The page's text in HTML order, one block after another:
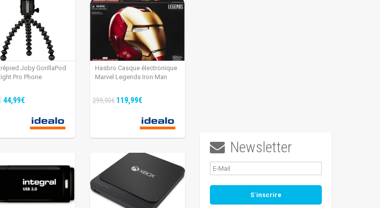
Joby GorillaPod
Pro Phone
44,99€
Hasbro Casque électronique
Marvel Legends Iron Man
299,90€ 119,99€
 Newsletter